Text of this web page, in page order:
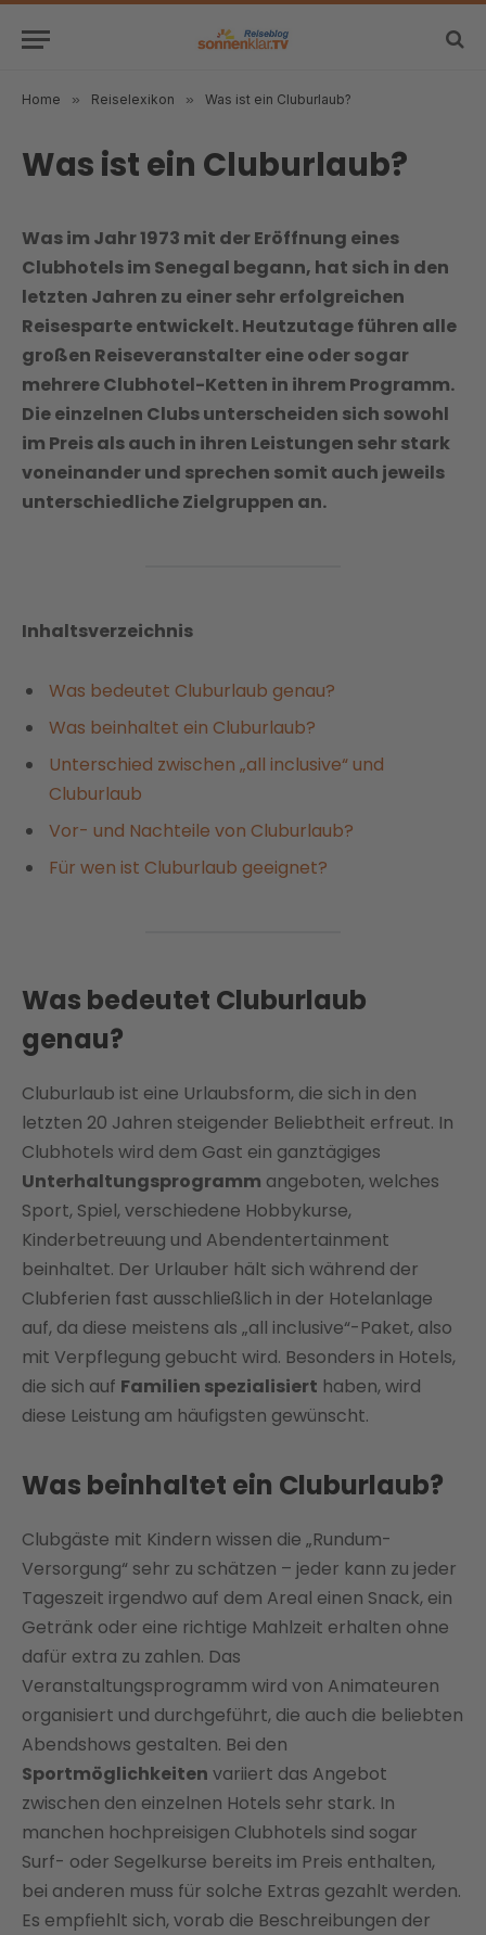
Home » Reiselexikon » Was ist ein Cluburlaub?
Was ist ein Cluburlaub?
Was im Jahr 1973 mit der Eröffnung eines
Clubhotels im Senegal begann, hat sich in den
letzten Jahren zu einer sehr erfolgreichen
Reisesparte entwickelt. Heutzutage führen alle
großen Reiseveranstalter eine oder sogar
mehrere Clubhotel-Ketten in ihrem Programm.
Die einzelnen Clubs unterscheiden sich sowohl
im Preis als auch in ihren Leistungen sehr stark
voneinander und sprechen somit auch jeweils
unterschiedliche Zielgruppen an.
Inhaltsverzeichnis
Was bedeutet Cluburlaub genau?
Was beinhaltet ein Cluburlaub?
Unterschied zwischen „all inclusive“ und
Cluburlaub
Vor- und Nachteile von Cluburlaub?
Für wen ist Cluburlaub geeignet?
Was bedeutet Cluburlaub
genau?
Cluburlaub ist eine Urlaubsform, die sich in den
letzten 20 Jahren steigender Beliebtheit erfreut. In
Clubhotels wird dem Gast ein ganztägiges
Unterhaltungsprogramm angeboten, welches
Sport, Spiel, verschiedene Hobbykurse,
Kinderbetreuung und Abendentertainment
beinhaltet. Der Urlauber hält sich während der
Clubferien fast ausschließlich in der Hotelanlage
auf, da diese meistens als „all inclusive“-Paket, also
mit Verpflegung gebucht wird. Besonders in Hotels,
die sich auf Familien spezialisiert haben, wird
diese Leistung am häufigsten gewünscht.
Was beinhaltet ein Cluburlaub?
Clubgäste mit Kindern wissen die „Rundum-
Versorgung“ sehr zu schätzen – jeder kann zu jeder
Tageszeit irgendwo auf dem Areal einen Snack, ein
Getränk oder eine richtige Mahlzeit erhalten ohne
dafür extra zu zahlen. Das
Veranstaltungsprogramm wird von Animateuren
organisiert und durchgeführt, die auch die beliebten
Abendshows gestalten. Bei den
Sportmöglichkeiten variiert das Angebot
zwischen den einzelnen Hotels sehr stark. In
manchen hochpreisigen Clubhotels sind sogar
Surf- oder Segelkurse bereits im Preis enthalten,
bei anderen muss für solche Extras gezahlt werden.
Es empfiehlt sich, vorab die Beschreibungen der